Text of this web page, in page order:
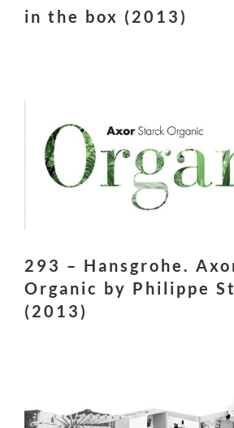
in the box (2013)
293 – Hansgrohe.
Organic by Philippe
(2013)